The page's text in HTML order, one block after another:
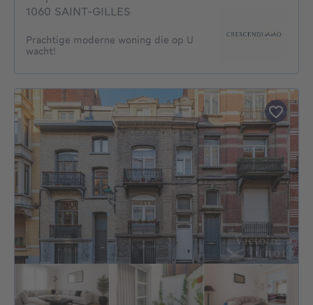
1060 SAINT-GILLES
Prachtige moderne woning die op U
wacht!